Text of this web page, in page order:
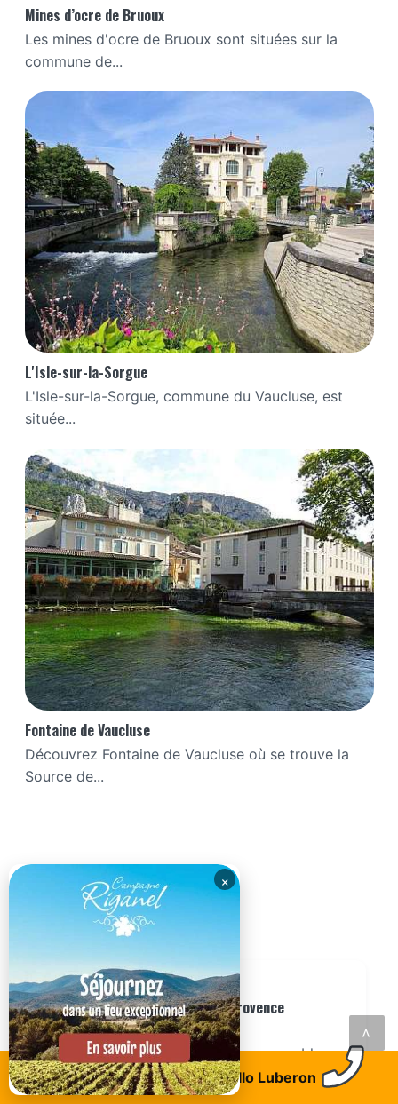
Mines d’ocre de Bruoux
Les mines d'ocre de Bruoux sont situées sur la
commune de...
L'Isle-sur-la-Sorgue
L'Isle-sur-la-Sorgue, commune du Vaucluse, est
située...
Fontaine de Vaucluse
Découvrez Fontaine de Vaucluse où se trouve la
Source de...
VOUS AIMEREZ AUSSI
ARTICLE
Villages du Luberon - Visiter la Provence
pittoresque
Les villages du Luberon sont remarquables,
certains d'entre eux sont classés...
Trouvez un logement Allo Luberon
×
<